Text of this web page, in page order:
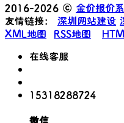
2016-2026 © 金价报价
友情链接： 深圳网站建设
XML地图
RSS地图
在线客服
15318288724
微信